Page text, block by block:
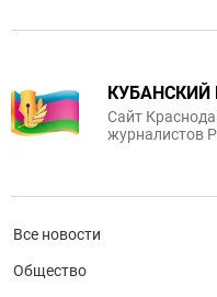
КУБАНСКИЙ
Сайт
журналистов
Все новости
Общество